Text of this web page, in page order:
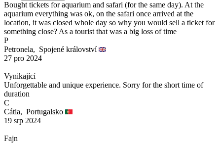
Bought tickets for aquarium and safari (for the same day). At the
aquarium everything was ok, on the safari once arrived at the
location, it was closed whole day so why you would sell a ticket for
something close? As a tourist that was a big loss of time
P
Petronela, Spojené království
27 pro 2024
Vynikající
Unforgettable and unique experience. Sorry for the short time of
duration
C
Cátia, Portugalsko
19 srp 2024
Fajn